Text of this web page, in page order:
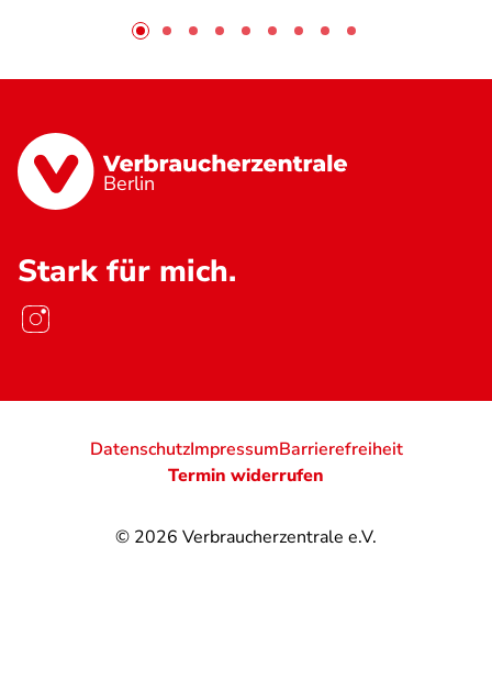
Berlin
Stark für mich.
© 2026 Verbraucherzentrale e.V.
DatenschutzImpressumBarrierefreiheit
Termin widerrufen